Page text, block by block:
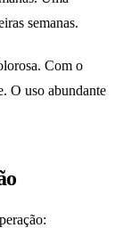
semanas.
Com o
O uso abundante